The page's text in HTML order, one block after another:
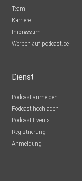
Team
Karriere
Impressum
Werben auf podcast.de
Dienst
Podcast anmelden
Podcast hochladen
Podcast-Events
Registrierung
Anmeldung